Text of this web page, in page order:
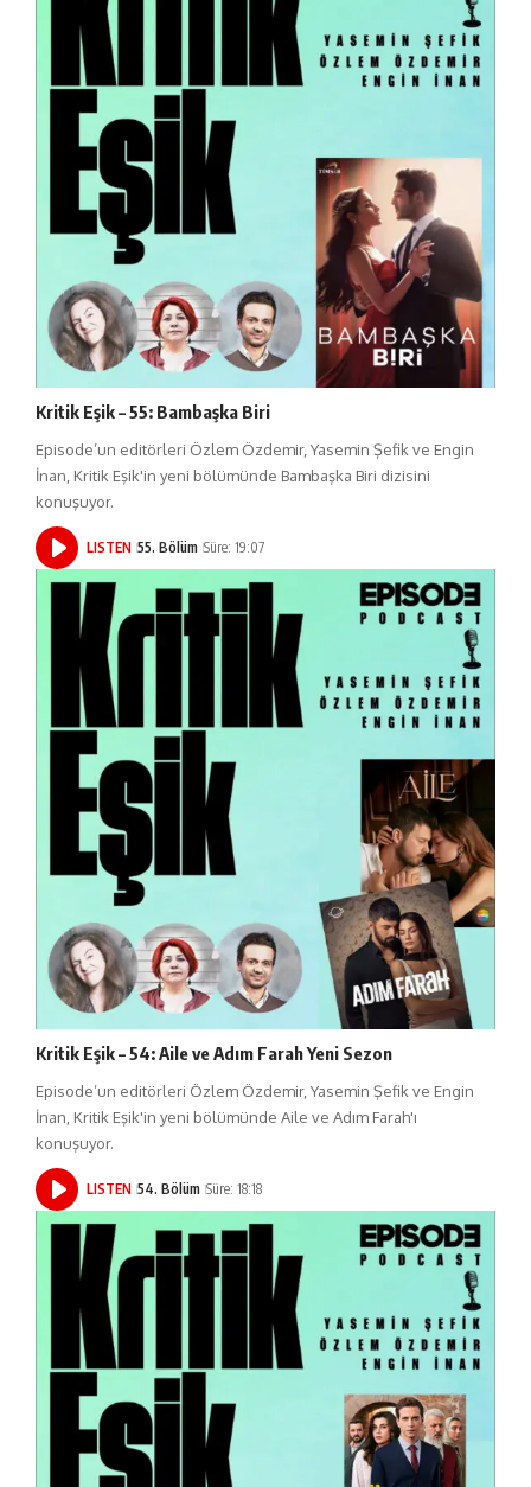
Kritik Eşik – 55: Bambaşka Biri
Episode’un editörleri Özlem Özdemir, Yasemin Şefik ve Engin
İnan, Kritik Eşik'in yeni bölümünde Bambaşka Biri dizisini
konuşuyor.
LISTEN 55. Bölüm Süre: 19:07
Kritik Eşik – 54: Aile ve Adım Farah Yeni Sezon
Episode’un editörleri Özlem Özdemir, Yasemin Şefik ve Engin
İnan, Kritik Eşik'in yeni bölümünde Aile ve Adım Farah'ı
konuşuyor.
LISTEN 54. Bölüm Süre: 18:18